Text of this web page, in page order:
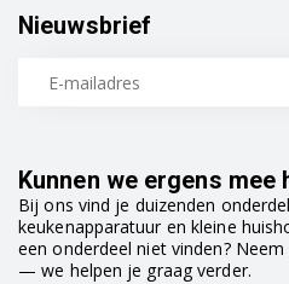
DFN1425 7693837353
DFN1430 7663433953
Kunnen we ergens mee
Bij ons vind je duizenden
keukenapparatuur en kleine
een onderdeel niet vinden?
— we helpen je graag verder.
Nieuwsbrief